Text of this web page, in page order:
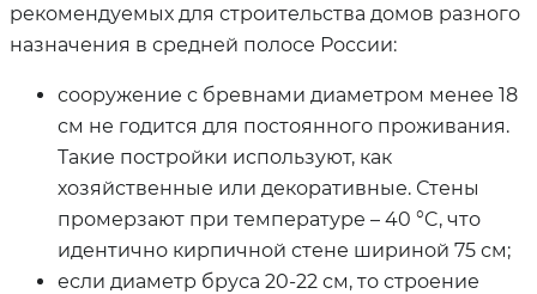
рекомендуемых для строительства домов разного
назначения в средней полосе России:
сооружение с бревнами диаметром менее 18
см не годится для постоянного проживания.
Такие постройки используют, как
хозяйственные или декоративные. Стены
промерзают при температуре – 40 °C, что
идентично кирпичной стене шириной 75 см;
если диаметр бруса 20-22 см, то строение